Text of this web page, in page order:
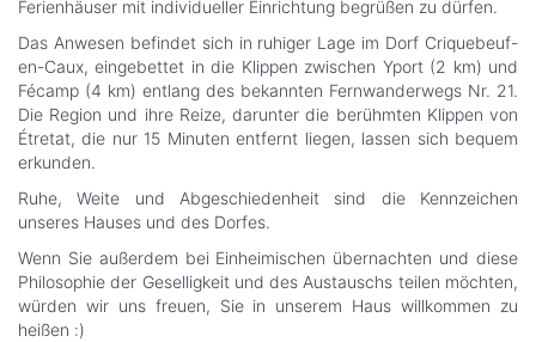
Ferienhäuser mit individueller Einrichtung begrüßen zu dürfen.
Das Anwesen befindet sich in ruhiger Lage im Dorf Criquebeuf-
en-Caux, eingebettet in die Klippen zwischen Yport (2 km) und
Fécamp (4 km) entlang des bekannten Fernwanderwegs Nr. 21.
Die Region und ihre Reize, darunter die berühmten Klippen von
Étretat, die nur 15 Minuten entfernt liegen, lassen sich bequem
erkunden.
Ruhe, Weite und Abgeschiedenheit sind die Kennzeichen
unseres Hauses und des Dorfes.
Wenn Sie außerdem bei Einheimischen übernachten und diese
Philosophie der Geselligkeit und des Austauschs teilen möchten,
würden wir uns freuen, Sie in unserem Haus willkommen zu
heißen :)